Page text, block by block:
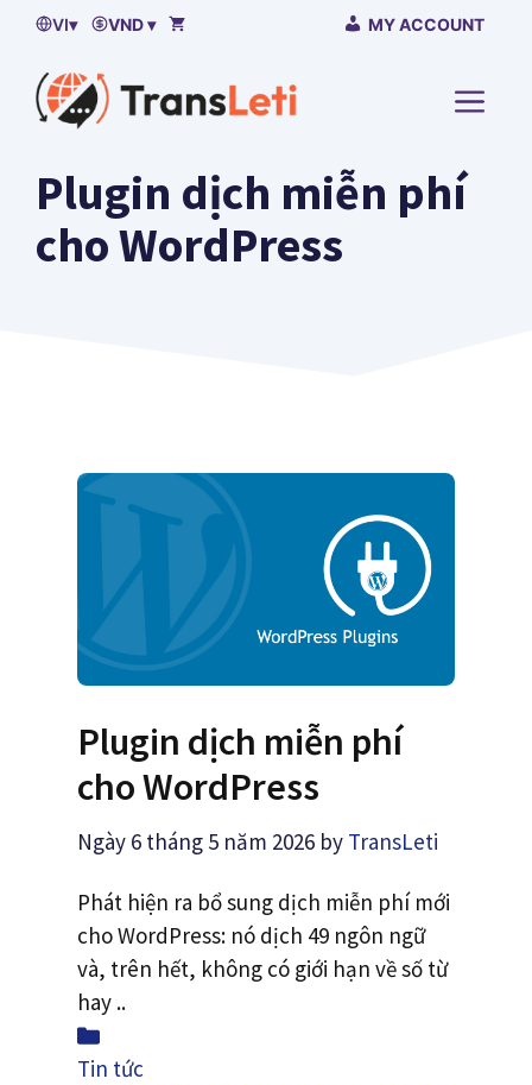
dung
VI▾ VND ▾ MY ACCOUNT
Plugin dịch miễn phí
cho WordPress
Plugin dịch miễn phí
cho WordPress
Ngày 6 tháng 5 năm 2026 by TransLeti
Phát hiện ra bổ sung dịch miễn phí mới
cho WordPress: nó dịch 49 ngôn ngữ
và, trên hết, không có giới hạn về số từ
hay ..
Loại
Tin tức